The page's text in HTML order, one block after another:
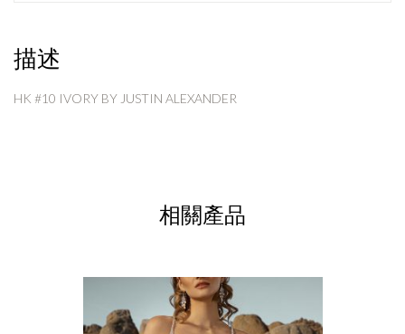
描述
HK #10 IVORY BY JUSTIN ALEXANDER
相關產品